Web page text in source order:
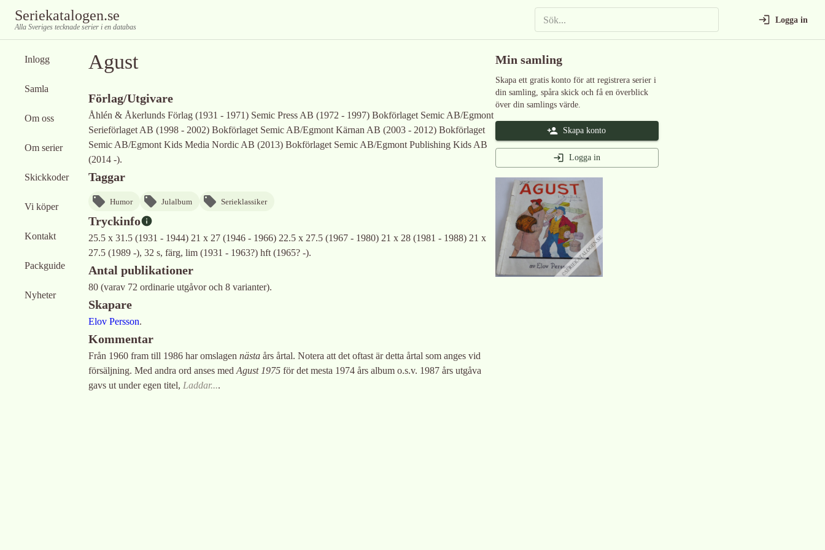
Seriekatalogen.se
Alla Sveriges tecknade serier i en databas
Logga in
Inlogg
Samla
Om oss
Om serier
Skickkoder
Vi köper
Kontakt
Packguide
Nyheter
Agust
Förlag/Utgivare
Åhlén & Åkerlunds Förlag (1931 - 1971) Semic Press AB (1972 - 1997) Bokförlaget Semic AB/Egmont
Serieförlaget AB (1998 - 2002) Bokförlaget Semic AB/Egmont Kärnan AB (2003 - 2012) Bokförlaget
Semic AB/Egmont Kids Media Nordic AB (2013) Bokförlaget Semic AB/Egmont Publishing Kids AB
(2014 -).
Taggar
Humor Julalbum Serieklassiker
Tryckinfo
25.5 x 31.5 (1931 - 1944) 21 x 27 (1946 - 1966) 22.5 x 27.5 (1967 - 1980) 21 x 28 (1981 - 1988) 21 x
27.5 (1989 -), 32 s, färg, lim (1931 - 1963?) hft (1965? -).
Antal publikationer
80 (varav 72 ordinarie utgåvor och 8 varianter).
Skapare
Elov Persson.
Kommentar
Från 1960 fram till 1986 har omslagen nästa års årtal. Notera att det oftast är detta årtal som anges vid
försäljning. Med andra ord anses med Agust 1975 för det mesta 1974 års album o.s.v. 1987 års utgåva
gavs ut under egen titel, Laddar....
Min samling
Skapa ett gratis konto för att registrera serier i
din samling, spåra skick och få en överblick
över din samlings värde.
Skapa konto
Logga in